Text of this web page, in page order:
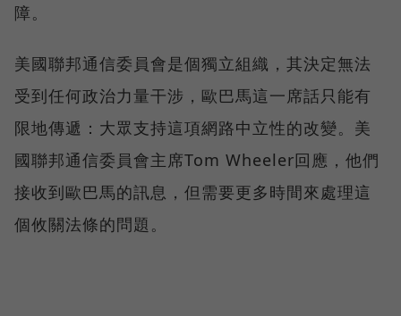
障。
美國聯邦通信委員會是個獨立組織，其決定無法
受到任何政治力量干涉，歐巴馬這一席話只能有
限地傳遞：大眾支持這項網路中立性的改變。美
國聯邦通信委員會主席Tom Wheeler回應，他們
接收到歐巴馬的訊息，但需要更多時間來處理這
個攸關法條的問題。